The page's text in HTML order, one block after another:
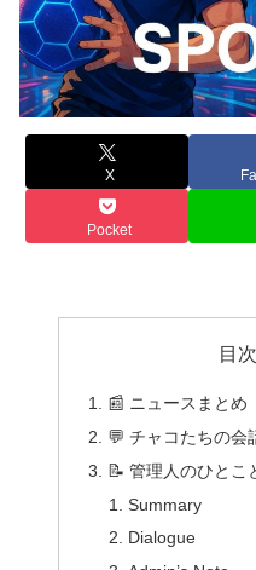
X
Pocket
目次
📰 ニュースまとめ
💬 チャコたちの会
📝 管理人のひとこ
Summary
Dialogue